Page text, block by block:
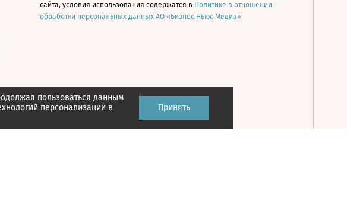
пользоваться данным
персонализации в
Принять
сайта, условия использования содержатся в Политике в отношении
обработки персональных данных АО «Бизнес Ньюс Медиа»